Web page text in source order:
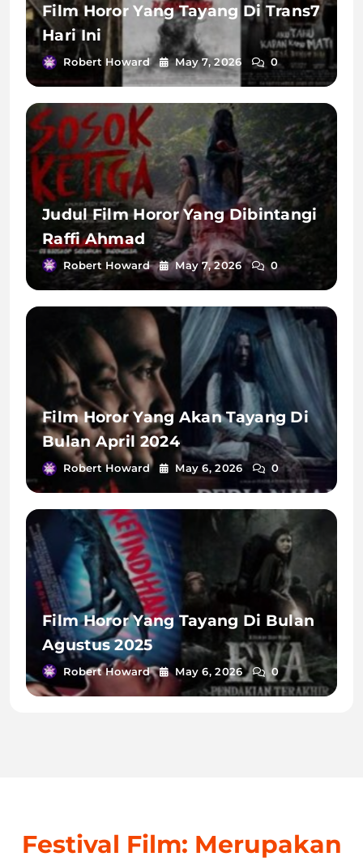
Film Horor Yang Tayang Di Trans7
Hari Ini
Robert Howard May 7, 2026 0
Judul Film Horor Yang Dibintangi
Raffi Ahmad
Robert Howard May 7, 2026 0
Film Horor Yang Akan Tayang Di
Bulan April 2024
Robert Howard May 6, 2026 0
Film Horor Yang Tayang Di Bulan
Agustus 2025
Robert Howard May 6, 2026 0
Festival Film: Merupakan